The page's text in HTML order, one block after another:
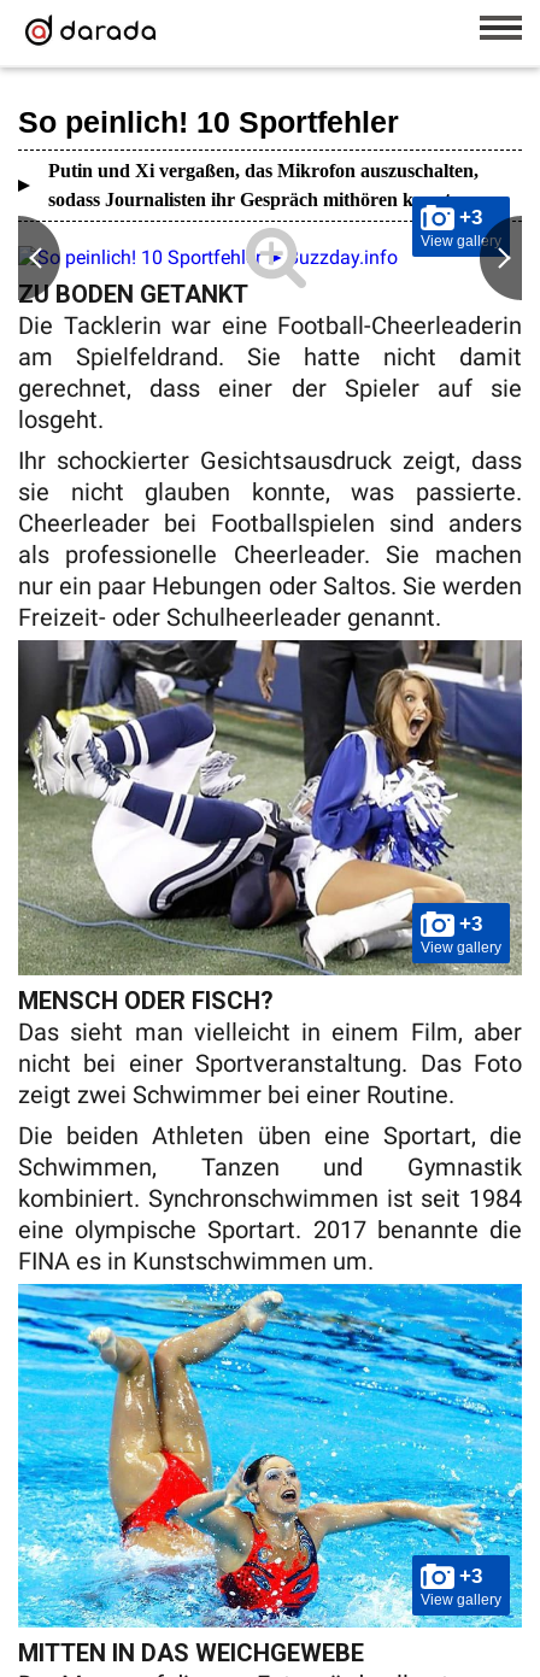
So peinlich! 10 Sportfehler
Putin und Xi vergaßen, das Mikrofon auszuschalten,
sodass Journalisten ihr Gespräch mithören konnten
+3
View gallery
ZU BODEN GETANKT
Die Tacklerin war eine Football-Cheerleaderin
am Spielfeldrand. Sie hatte nicht damit
gerechnet, dass einer der Spieler auf sie
losgeht.
Ihr schockierter Gesichtsausdruck zeigt, dass
sie nicht glauben konnte, was passierte.
Cheerleader bei Footballspielen sind anders
als professionelle Cheerleader. Sie machen
nur ein paar Hebungen oder Saltos. Sie werden
Freizeit- oder Schulheerleader genannt.
+3
View gallery
MENSCH ODER FISCH?
Das sieht man vielleicht in einem Film, aber
nicht bei einer Sportveranstaltung. Das Foto
zeigt zwei Schwimmer bei einer Routine.
Die beiden Athleten üben eine Sportart, die
Schwimmen, Tanzen und Gymnastik
kombiniert. Synchronschwimmen ist seit 1984
eine olympische Sportart. 2017 benannte die
FINA es in Kunstschwimmen um.
+3
View gallery
MITTEN IN DAS WEICHGEWEBE